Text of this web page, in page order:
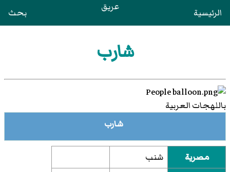
الرئيسية عريق بحث
شارب
باللهجات العربية
شارب
مصرية
شنب